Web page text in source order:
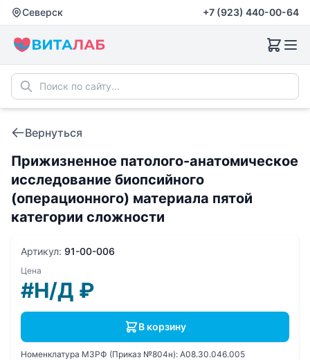
Северск +7 (923) 440-00-64
Вернуться
Прижизненное патолого-анатомическое
исследование биопсийного
(операционного) материала пятой
категории сложности
Артикул: 91-00-006
Цена
#Н/Д ₽
В корзину
Номенклатура МЗРФ (Приказ №804н): A08.30.046.005